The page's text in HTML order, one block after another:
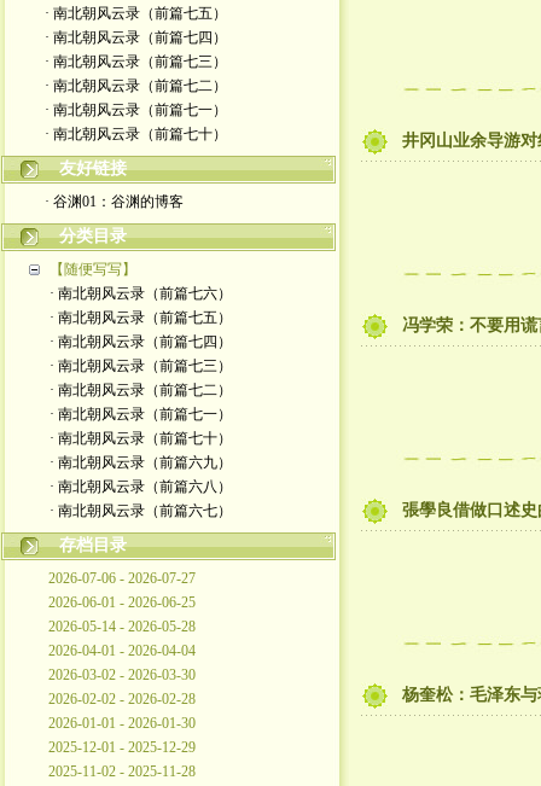
· 南北朝风云录（前篇七五）
· 南北朝风云录（前篇七四）
· 南北朝风云录（前篇七三）
· 南北朝风云录（前篇七二）
· 南北朝风云录（前篇七一）
· 南北朝风云录（前篇七十）
友好链接
· 谷渊01：谷渊的博客
分类目录
【随便写写】
· 南北朝风云录（前篇七六）
· 南北朝风云录（前篇七五）
· 南北朝风云录（前篇七四）
· 南北朝风云录（前篇七三）
· 南北朝风云录（前篇七二）
· 南北朝风云录（前篇七一）
· 南北朝风云录（前篇七十）
· 南北朝风云录（前篇六九）
· 南北朝风云录（前篇六八）
· 南北朝风云录（前篇六七）
存档目录
2026-07-06 - 2026-07-27
2026-06-01 - 2026-06-25
2026-05-14 - 2026-05-28
2026-04-01 - 2026-04-04
2026-03-02 - 2026-03-30
2026-02-02 - 2026-02-28
2026-01-01 - 2026-01-30
2025-12-01 - 2025-12-29
2025-11-02 - 2025-11-28
井冈山业余导游
冯学荣：不要用
張學良借做口述
杨奎松：毛泽东